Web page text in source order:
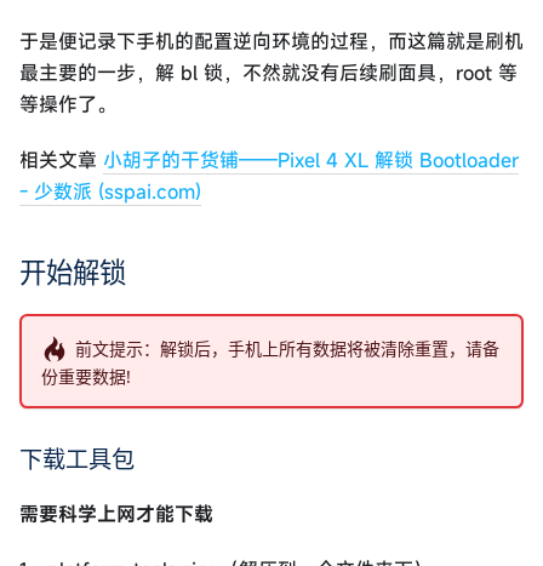
于是便记录下手机的配置逆向环境的过程，而这篇就是刷机
最主要的一步，解 bl 锁，不然就没有后续刷面具，root 等
等操作了。
相关文章 小胡子的干货铺——Pixel 4 XL 解锁 Bootloader
- 少数派 (sspai.com)
开始解锁
前文提示：解锁后，手机上所有数据将被清除重置，请备
份重要数据!
下载工具包
需要科学上网才能下载